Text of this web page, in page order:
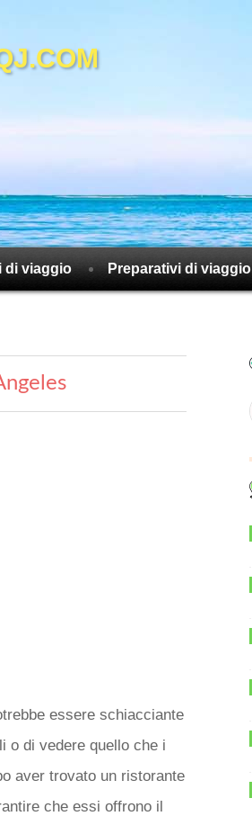
di viaggio Preparativi di viaggio
essere schiacciante
o di vedere quello che i
aver trovato un ristorante
che essi offrono il